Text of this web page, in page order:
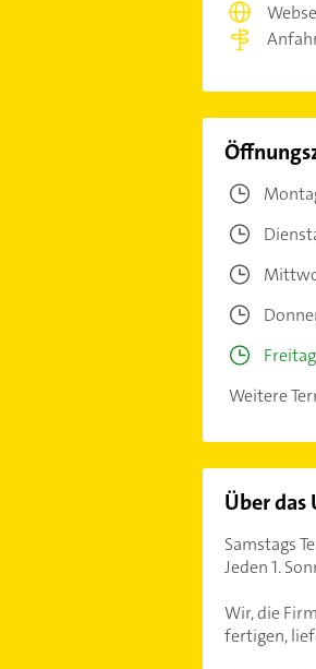
Freitag
Weitere
Über
Samstags
Jeden 1.
Wir, die
fertigen,